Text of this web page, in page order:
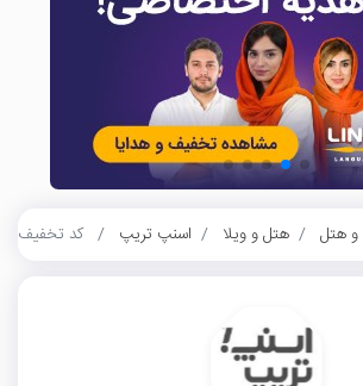
و هتل هتل و ویلا اسنپ تریپ کد تخفیف 30 هزار تومانی بلیط قطار اسنپ تریپ